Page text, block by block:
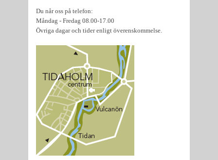
Du når oss på telefon:
Måndag - Fredag 08.00-17.00
Övriga dagar och tider enligt överenskommelse.